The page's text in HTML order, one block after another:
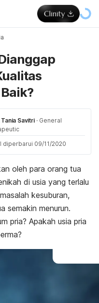
Tania Savitri · General
diperbarui 09/11/2020
oleh para orang tua
di usia yang terlalu
kesuburan,
semakin menurun.
pria? Apakah usia pria